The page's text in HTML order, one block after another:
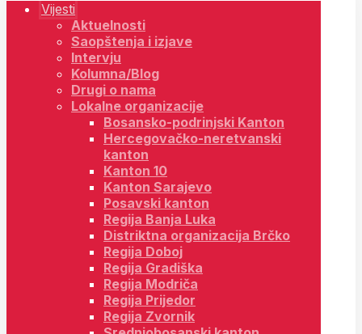
Vijesti
Aktuelnosti
Saopštenja i izjave
Intervju
Kolumna/Blog
Drugi o nama
Lokalne organizacije
Bosansko-podrinjski Kanton
Hercegovačko-neretvanski
kanton
Kanton 10
Kanton Sarajevo
Posavski kanton
Regija Banja Luka
Distriktna organizacija Brčko
Regija Doboj
Regija Gradiška
Regija Modriča
Regija Prijedor
Regija Zvornik